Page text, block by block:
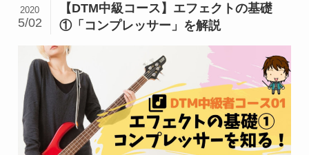
【DTM中級コース】エフェクトの基礎
①「コンプレッサー」を解説
2020
5/02